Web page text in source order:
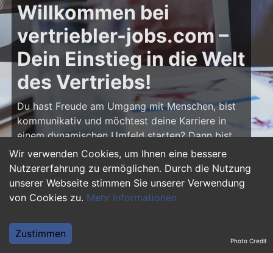
Wir verwenden Cookies, um Ihnen eine bessere
Nutzererfahrung zu ermöglichen. Durch die Nutzung
unserer Webseite stimmen Sie unserer Verwendung
von Cookies zu. Mehr Informationen
Zustimmen
Willkommen bei
vertriebler-jobs.com –
Dein Einstieg in die Welt
des Vertriebs!
Du hast Freude am Umgang mit Menschen, bist
kommunikativ und möchtest deine Karriere in
einem dynamischen Umfeld starten? Dann bist
du aufvertriebler-jobs.comgenau richtig! Hier
findest du zahlreiche Ausbildungsplätze und
Einstiegsjobs im Vertrieb – von klassischen
Vertriebspositionen über Außendienst bis hin zu
Vertriebler und entwickle deine Talente!
Photo Credit